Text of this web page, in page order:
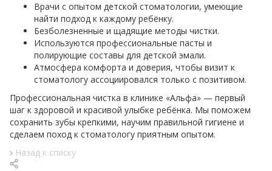
Врачи с опытом детской стоматологии, умеющие
найти подход к каждому ребёнку.
Безболезненные и щадящие методы чистки.
Используются профессиональные пасты и
полирующие составы для детской эмали.
Атмосфера комфорта и доверия, чтобы визит к
стоматологу ассоциировался только с позитивом.
Профессиональная чистка в клинике «Альфа» — первый
шаг к здоровой и красивой улыбке ребёнка. Мы поможем
сохранить зубы крепкими, научим правильной гигиене и
сделаем поход к стоматологу приятным опытом.
Назад к списку